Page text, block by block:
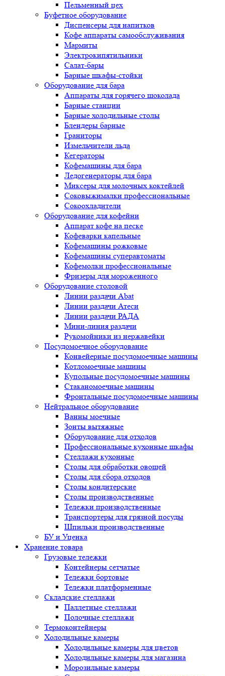
Пельменный цех
Буфетное оборудование
Диспенсеры для напитков
Кофе аппараты самообслуживания
Мармиты
Электрокипятильники
Cалат-бары
Барные шкафы-стойки
Оборудование для бара
Аппараты для горячего шоколада
Барные станции
Барные холодильные столы
Блендеры барные
Граниторы
Измельчители льда
Кегераторы
Кофемашины для бара
Ледогенераторы для бара
Миксеры для молочных коктейлей
Соковыжималки профессиональные
Сокоохладители
Оборудование для кофейни
Аппарат кофе на песке
Кофеварки капельные
Кофемашины рожковые
Кофемашины суперавтоматы
Кофемолки профессиональные
Фризеры для мороженного
Оборудование столовой
Линии раздачи Abat
Линии раздачи Атеси
Линии раздачи РАДА
Мини-линия раздачи
Рукомойники из нержавейки
Посудомоечное оборудование
Конвейерные посудомоечные машины
Котломоечные машины
Купольные посудомоечные машины
Стаканомоечные машины
Фронтальные посудомоечные машины
Нейтральное оборудование
Ванны моечные
Зонты вытяжные
Оборудование для отходов
Профессиональные кухонные шкафы
Стеллажи кухонные
Столы для обработки овощей
Столы для сбора отходов
Столы кондитерские
Столы производственные
Тележки производственные
Транспортеры для грязной посуды
Шпильки производственные
БУ и Уценка
Хранение товара
Грузовые тележки
Контейнеры сетчатые
Тележки бортовые
Тележки платформенные
Складские стеллажи
Паллетные стеллажи
Полочные стеллажи
Термоконтейнеры
Холодильные камеры
Холодильные камеры для цветов
Холодильные камеры для магазина
Морозильные камеры